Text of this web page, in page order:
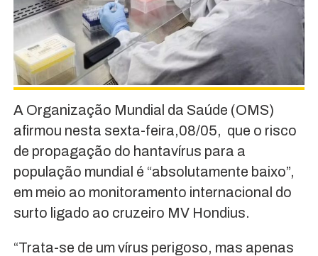
A Organização Mundial da Saúde (OMS)
afirmou nesta sexta-feira,08/05, que o risco
de propagação do hantavírus para a
população mundial é “absolutamente baixo”,
em meio ao monitoramento internacional do
surto ligado ao cruzeiro MV Hondius.
“Trata-se de um vírus perigoso, mas apenas